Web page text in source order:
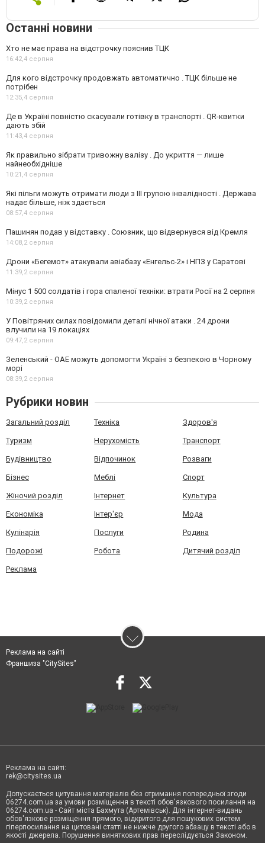
Останні новини
Хто не має права на відстрочку пояснив ТЦК
16:42,4 серпня
Для кого відстрочку продовжать автоматично . ТЦК більше не
потрібен
12:35,4 серпня
Де в Україні повністю скасували готівку в транспорті . QR-квитки
дають збій
11:43,4 серпня
Як правильно зібрати тривожну валізу . До укриття — лише
найнеобхідніше
10:21,4 серпня
Які пільги можуть отримати люди з III групою інвалідності . Держава
надає більше, ніж здається
08:57,4 серпня
Пашинян подав у відставку . Союзник, що відвернувся від Кремля
14:08,2 серпня
Дрони «Бегемот» атакували авіабазу «Енгельс-2» і НПЗ у Саратові
11:39,2 серпня
Мінус 1 500 солдатів і гора спаленої техніки: втрати Росії на 2 серпня
10:39,2 серпня
У Повітряних силах повідомили деталі нічної атаки . 24 дрони
влучили на 19 локаціях
09:47,2 серпня
Зеленський - ОАЕ можуть допомогти Україні з безпекою в Чорному
морі
08:39,2 серпня
Рубрики новин
Загальний розділ Техніка Здоров'я
Туризм Нерухомість Транспорт
Будівництво Відпочинок Розваги
Бізнес Меблі Спорт
Жіночий розділ Інтернет Культура
Економіка Інтер'єр Мода
Кулінарія Послуги Родина
Подорожі Робота Дитячий розділ
Реклама
Реклама на сайті
Франшиза "CitySites"
Реклама на сайті:
rek@citysites.ua
Допускається цитування матеріалів без отримання попередньої згоди
06274.com.ua за умови розміщення в тексті обов'язкового посилання на
06274.com.ua - Сайт міста Бахмута (Артемівськ). Для інтернет-видань
обов'язкове розміщення прямого, відкритого для пошукових систем
гіперпосилання на цитовані статті не нижче другого абзацу в тексті або в
якості джерела. Порушення виняткових прав переслідується Законом.